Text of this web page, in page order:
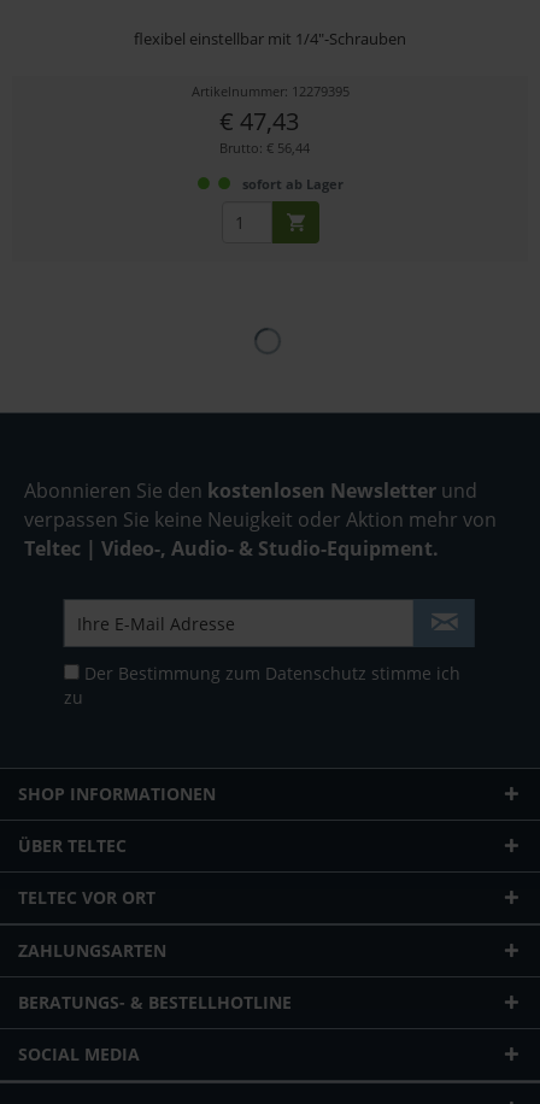
flexibel einstellbar mit 1/4"-Schrauben
Artikelnummer: 12279395
€ 47,43
Brutto: € 56,44
sofort ab Lager
Abonnieren Sie den kostenlosen Newsletter und
verpassen Sie keine Neuigkeit oder Aktion mehr von
Teltec | Video-, Audio- & Studio-Equipment.
Der Bestimmung zum Datenschutz stimme ich
zu
SHOP INFORMATIONEN
ÜBER TELTEC
TELTEC VOR ORT
ZAHLUNGSARTEN
BERATUNGS- & BESTELLHOTLINE
SOCIAL MEDIA